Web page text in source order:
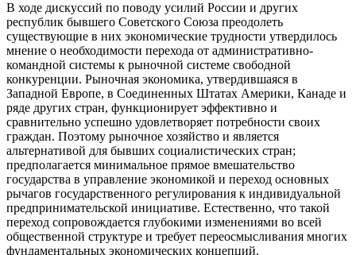
В ходе дискуссий по поводу усилий России и других
республик бывшего Советского Союза преодолеть
существующие в них экономические трудности утвердилось
мнение о необходимости перехода от административно-
командной системы к рыночной системе свободной
конкуренции. Рыночная экономика, утвердившаяся в
Западной Европе, в Соединенных Штатах Америки, Канаде и
ряде других стран, функционирует эффективно и
сравнительно успешно удовлетворяет потребности своих
граждан. Поэтому рыночное хозяйство и является
альтернативой для бывших социалистических стран;
предполагается минимальное прямое вмешательство
государства в управление экономикой и переход основных
рычагов государственного регулирования к индивидуальной
предпринимательской инициативе. Естественно, что такой
переход сопровождается глубокими изменениями во всей
общественной структуре и требует переосмысливания многих
фундаментальных экономических концепций.